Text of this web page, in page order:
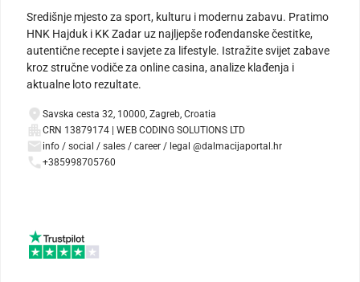
Središnje mjesto za sport, kulturu i modernu zabavu. Pratimo
HNK Hajduk i KK Zadar uz najljepše rođendanske čestitke,
autentične recepte i savjete za lifestyle. Istražite svijet zabave
kroz stručne vodiče za online casina, analize klađenja i
aktualne loto rezultate.
Savska cesta 32, 10000, Zagreb, Croatia
CRN 13879174 | WEB CODING SOLUTIONS LTD
info / social / sales / career / legal @dalmacijaportal.hr
+385998705760